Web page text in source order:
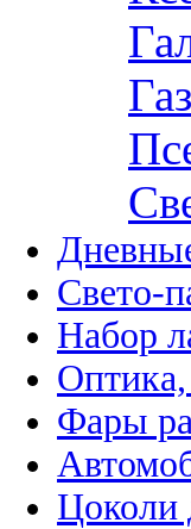
Свето-
Набор
Фары
Цоколи